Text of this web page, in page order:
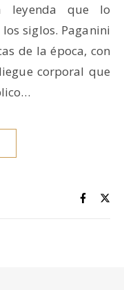
leyenda que lo
siglos. Paganini
de la época, con
corporal que